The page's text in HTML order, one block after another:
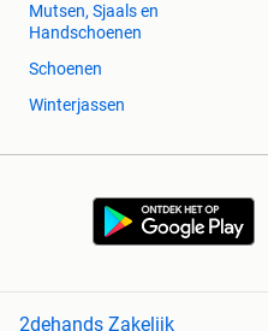
Mutsen, Sjaals en
Handschoenen
Schoenen
Winterjassen
2dehands Zakelijk